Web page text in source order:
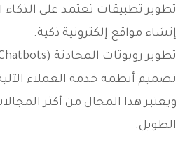
تطوير تطبيقات تعتمد على الذكاء
إنشاء مواقع إلكترونية ذكية.
تطوير روبوتات المحادثة (Chatbots).
تصميم أنظمة خدمة العملاء
ويعتبر هذا المجال من أكثر
الطويل.